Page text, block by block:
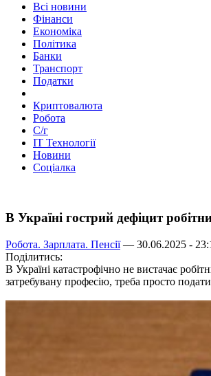
Всі новини
Фінанси
Економіка
Політика
Банки
Транспорт
Податки
Криптовалюта
Робота
С/г
ІТ Технології
Новини
Соціалка
В Україні гострий дефіцит
Робота. Зарплата. Пенсії— 30.06.2025 -
Поділитись:
В Україні катастрофічно не вистачає
затребувану професію, треба просто